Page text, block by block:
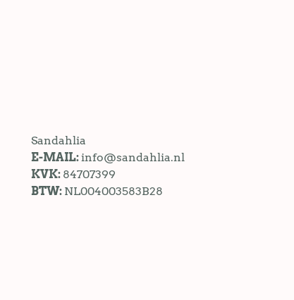
Sandahlia
E-MAIL:info@sandahlia.nl
KVK: 84707399
BTW: NL004003583B28